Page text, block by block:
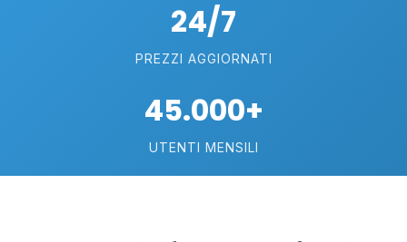
24/7
PREZZI AGGIORNATI
45.000+
UTENTI MENSILI